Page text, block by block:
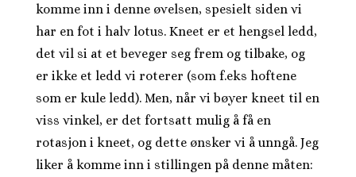
komme inn i denne øvelsen, spesielt siden vi
har en fot i halv lotus. Kneet er et hengsel ledd,
det vil si at et beveger seg frem og tilbake, og
er ikke et ledd vi roterer (som f.eks hoftene
som er kule ledd). Men, når vi bøyer kneet til en
viss vinkel, er det fortsatt mulig å få en
rotasjon i kneet, og dette ønsker vi å unngå. Jeg
liker å komme inn i stillingen på denne måten: